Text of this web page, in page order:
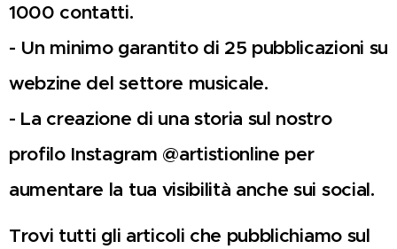
1000 contatti.
- Un minimo garantito di 25 pubblicazioni su
webzine del settore musicale.
- La creazione di una storia sul nostro
profilo Instagram @artistionline per
aumentare la tua visibilità anche sui social.
Trovi tutti gli articoli che pubblichiamo sul